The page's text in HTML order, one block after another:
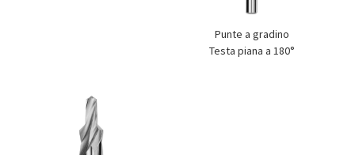
Punte a gradino
Testa piana a 180°